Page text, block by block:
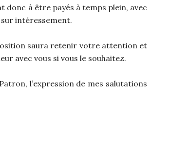
à être payés à temps plein, avec
intéressement.
saura retenir votre attention et
avec vous si vous le souhaitez.
l’expression de mes salutations